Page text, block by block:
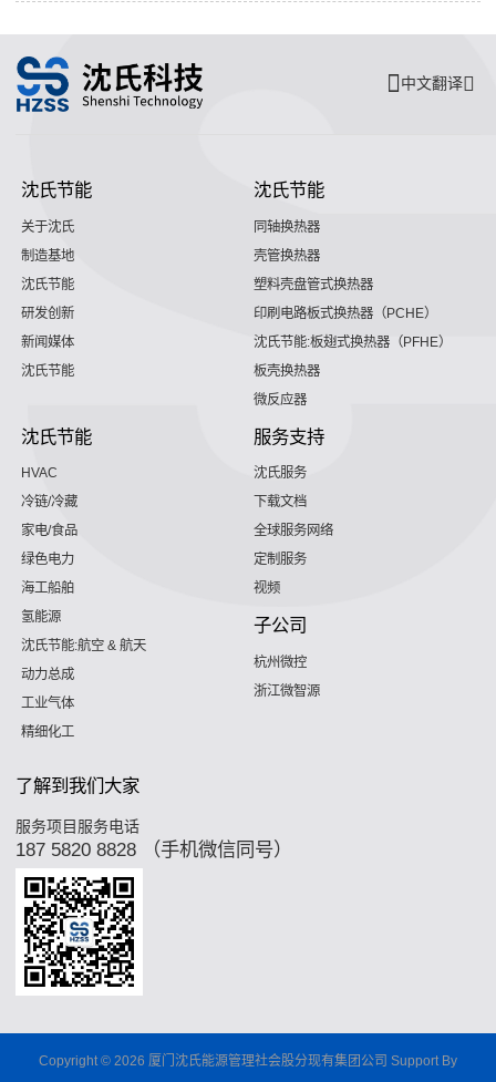
中文翻译
沈氏节能
关于沈氏
制造基地
沈氏节能
研发创新
新闻媒体
沈氏节能
沈氏节能
同轴换热器
壳管换热器
塑料壳盘管式换热器
印刷电路板式换热器（PCHE）
沈氏节能:板翅式换热器（PFHE）
板壳换热器
微反应器
沈氏节能
HVAC
冷链/冷藏
家电/食品
绿色电力
海工船舶
氢能源
沈氏节能:航空 & 航天
动力总成
工业气体
精细化工
服务支持
沈氏服务
下载文档
全球服务网络
定制服务
视频
子公司
杭州微控
浙江微智源
了解到我们大家
服务项目服务电话
187 5820 8828 （手机微信同号）
Copyright © 2026 厦门沈氏能源管理社会股分现有集团公司 Support By